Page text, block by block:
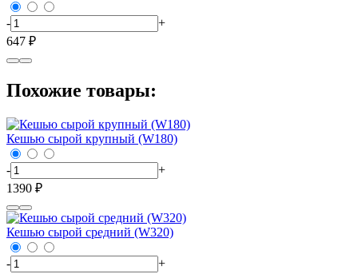
-
+
647 ₽
Похожие товары:
Кешью сырой крупный (W180)
-
+
1390 ₽
Кешью сырой средний (W320)
-
+